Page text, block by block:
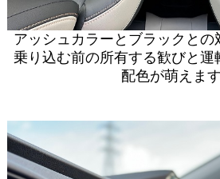
アッシュカラーとブラックとの
乗り込む前の所有する歓びと運
配色が萌えます